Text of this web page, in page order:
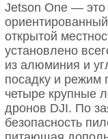
Jetson One — это
открытой
установлено
из алюминия и
посадку и режим
четыре крупные
дронов DJI. По
безопасность